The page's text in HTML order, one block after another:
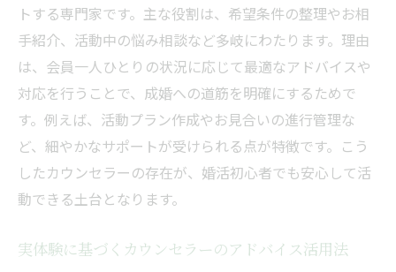
トする専門家です。主な役割は、希望条件の整理やお相
手紹介、活動中の悩み相談など多岐にわたります。理由
は、会員一人ひとりの状況に応じて最適なアドバイスや
対応を行うことで、成婚への道筋を明確にするためで
す。例えば、活動プラン作成やお見合いの進行管理な
ど、細やかなサポートが受けられる点が特徴です。こう
したカウンセラーの存在が、婚活初心者でも安心して活
動できる土台となります。
実体験に基づくカウンセラーのアドバイス活用法